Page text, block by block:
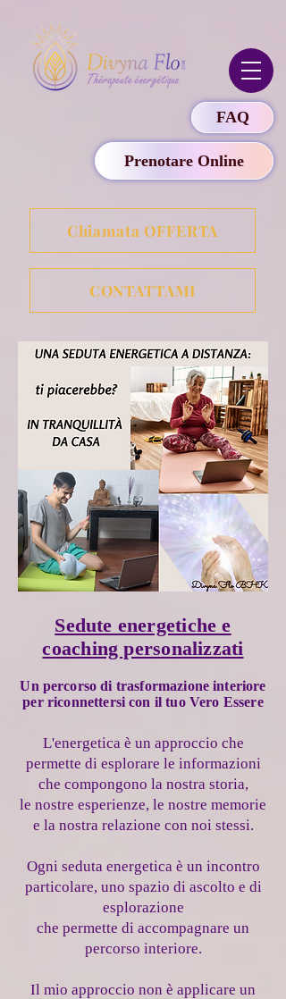
Chiamata OFFERTA
CONTATTAMI
FAQ
Prenotare Online
Sedute energetiche e
coaching personalizzati
Un percorso di trasformazione interiore
per riconnettersi con il tuo Vero Essere
L'energetica è un approccio che
permette di esplorare le informazioni
che compongono la nostra storia,
le nostre esperienze, le nostre memorie
e la nostra relazione con noi stessi.
Ogni seduta energetica è un incontro
particolare, uno spazio di ascolto e di
esplorazione
che permette di accompagnare un
percorso interiore.
Il mio approccio non è applicare un